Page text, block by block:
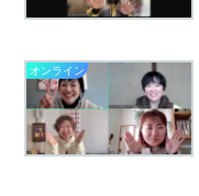
オンライン